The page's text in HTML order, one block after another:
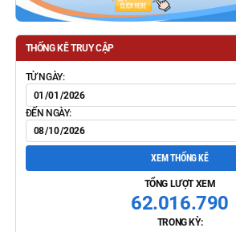
THỐNG KÊ TRUY CẬP
TỪ NGÀY:
ĐẾN NGÀY:
XEM THỐNG KÊ
TỔNG LƯỢT XEM
62.016.790
TRONG KỲ: